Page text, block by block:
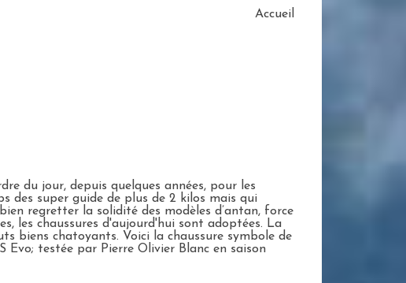
Accueil
du jour, depuis quelques années, pour les
des super guide de plus de 2 kilos mais qui
regretter la solidité des modèles d’antan, force
les chaussures d'aujourd'hui sont adoptées. La
biens chatoyants. Voici la chaussure symbole de
Evo; testée par Pierre Olivier Blanc en saison